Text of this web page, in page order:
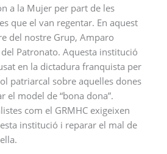
a la Mujer per part de les
que el van regentar. En aquest
del nostre Grup, Amparo
Patronato. Aquesta institució
en la dictadura franquista per
patriarcal sobre aquelles dones
el model de “bona dona”.
com el GRMHC exigeixen
institució i reparar el mal de